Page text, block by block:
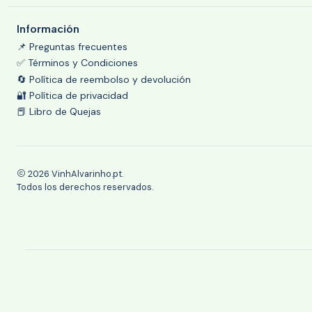
Información
📌 Preguntas frecuentes
✅ Términos y Condiciones
🔄 Política de reembolso y devolución
🔐 Política de privacidad
📕 Libro de Quejas
2026 VinhAlvarinho.pt.
Todos los derechos reservados.